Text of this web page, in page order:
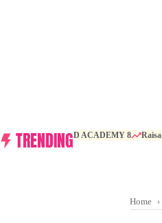
TRENDINGD ACADEMY 8 Raisa
Home